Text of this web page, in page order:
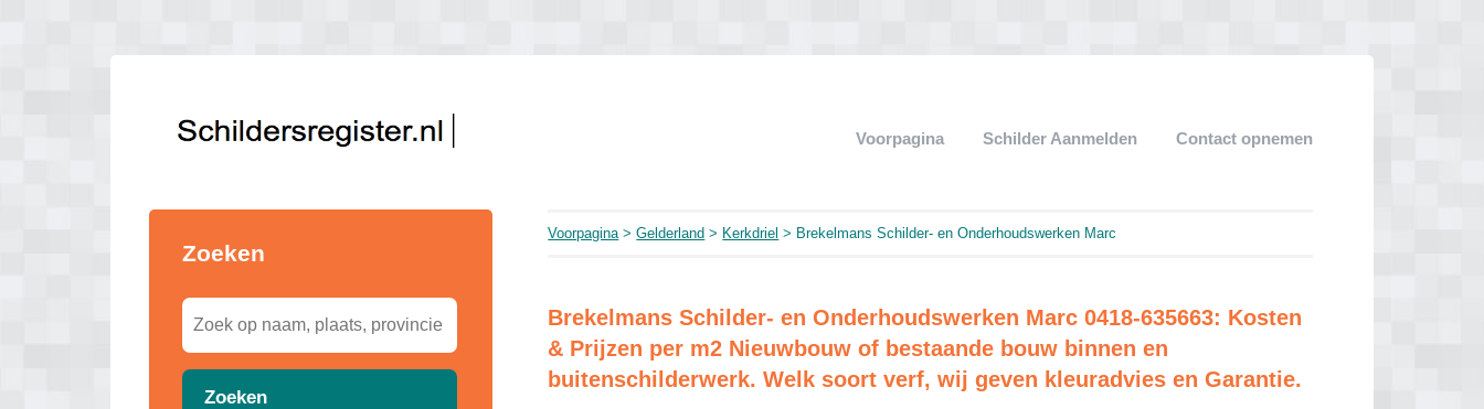
Voorpagina Schilder Aanmelden Contact opnemen
Zoeken
Zoeken
Voorpagina>Gelderland > Kerkdriel > Brekelmans Schilder- en Onderhoudswerken Marc
Brekelmans Schilder- en Onderhoudswerken Marc 0418-635663: Kosten
& Prijzen per m2 Nieuwbouw of bestaande bouw binnen en
buitenschilderwerk. Welk soort verf, wij geven kleuradvies en Garantie.